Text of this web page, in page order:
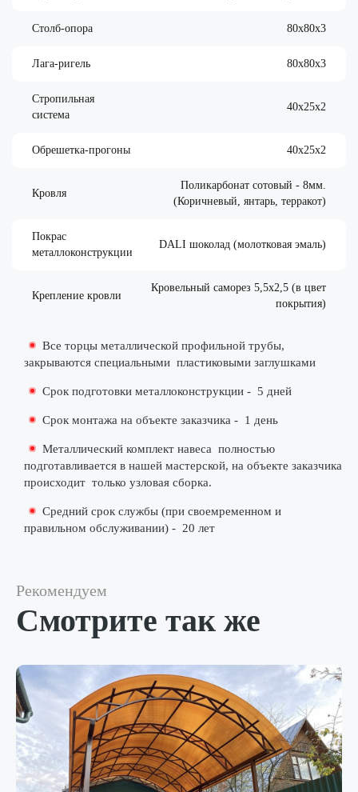
Столб-опора 80х80х3
Лага-ригель 80х80х3
Стропильная
система
40х25х2
Обрешетка-прогоны 40х25х2
Кровля
Поликарбонат сотовый - 8мм.
(Коричневый, янтарь, терракот)
Покрас
металлоконструкции
DALI шоколад (молотковая эмаль)
Крепление кровли
Кровельный саморез 5,5х2,5 (в цвет
покрытия)
Все торцы металлической профильной трубы,
закрываются специальными пластиковыми заглушками
Срок подготовки металлоконструкции - 5 дней
Срок монтажа на объекте заказчика - 1 день
Металлический комплект навеса полностью
подготавливается в нашей мастерской, на объекте заказчика
происходит только узловая сборка.
Средний срок службы (при своемременном и
правильном обслуживании) - 20 лет
Рекомендуем
Смотрите так же